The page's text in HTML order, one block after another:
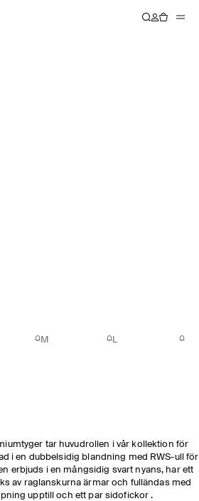
M L
tar huvudrollen i vår kollektion för
i en dubbelsidig blandning med RWS-ull för
erbjuds i en mångsidig svart nyans, har ett
av raglanskurna ärmar och fulländas med
upptill och ett par sidofickor .